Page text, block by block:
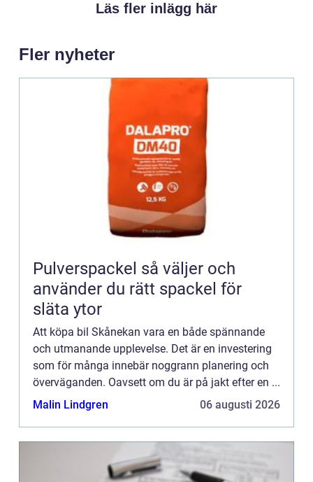
Läs fler inlägg här
Fler nyheter
Pulverspackel så väljer och
använder du rätt spackel för
släta ytor
Att köpa bil Skånekan vara en både spännande
och utmanande upplevelse. Det är en investering
som för många innebär noggrann planering och
överväganden. Oavsett om du är på jakt efter en ...
Malin Lindgren
06 augusti 2026